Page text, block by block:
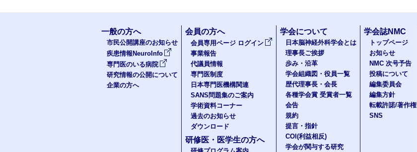
一般の方へ
市民公開講座のお知らせ
疾患情報NeuroInfo
専門医のいる病院
研究情報の公開について
企業の方へ
会員の方へ
会員専用ページ ログイン
事業報告
代議員情報
専門医制度
日本専門医機構関連
SANS問題集のご案内
学術資料コーナー
過去のお知らせ
ダウンロード
研修医・医学生の方へ
学会について
日本脳神経外科学会とは
理事長ご挨拶
歩み・沿革
学会組織図・役員一覧
歴代理事長・会長
各種学会賞 受賞者一覧
会告
規約
提言・指針
COI(利益相反)
学会が関与する研究
学会誌NMC
トップページ
お知らせ
NMC 次号予告
投稿について
編集委員会
編集方針
転載許諾/著作権
SNS